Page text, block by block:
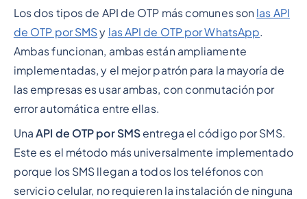
Los dos tipos de API de OTP más comunes son las API
de OTP por SMSy las API de OTP por WhatsApp.
Ambas funcionan, ambas están ampliamente
implementadas, y el mejor patrón para la mayoría de
las empresas es usar ambas, con conmutación por
error automática entre ellas.
UnaAPI de OTP por SMS entrega el código por SMS.
Este es el método más universalmente implementado
porque los SMS llegan a todos los teléfonos con
servicio celular, no requieren la instalación de ninguna